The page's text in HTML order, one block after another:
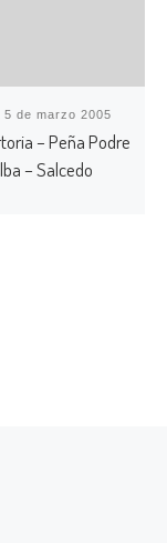
5 de marzo 2005
– Peña Podre
– Salcedo